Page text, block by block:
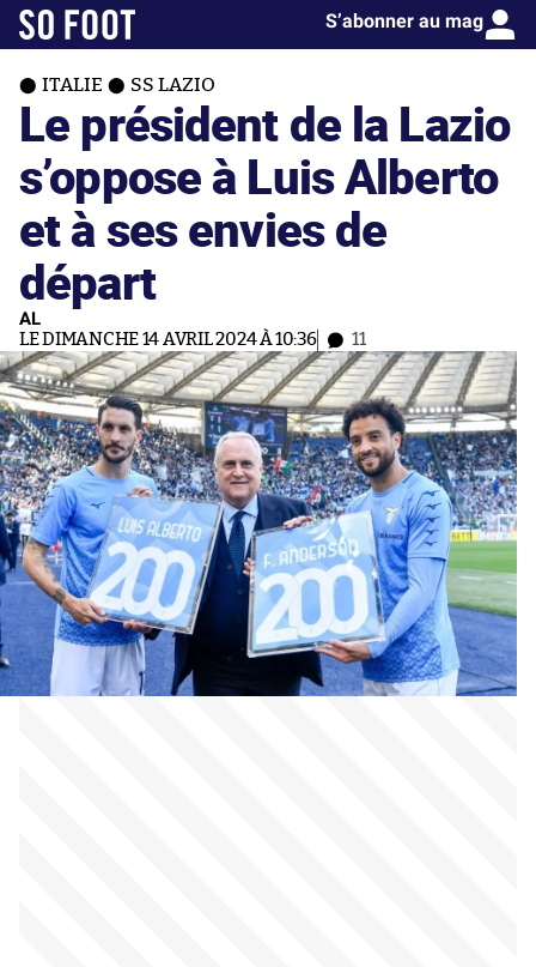
S’abonner au mag
ITALIE SS LAZIO
Le président de la Lazio
s’oppose à Luis Alberto
et à ses envies de
départ
AL
LE DIMANCHE 14 AVRIL 2024 À 10:36 11